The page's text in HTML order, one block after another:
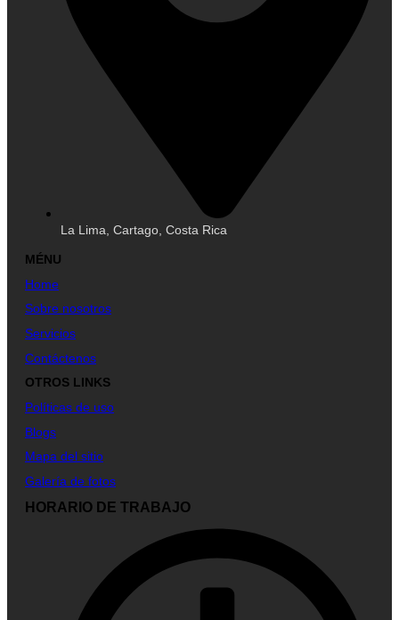
La Lima, Cartago, Costa Rica
MÉNU
Home
Sobre nosotros
Servicios
Contáctenos
OTROS LINKS
Políticas de uso
Blogs
Mapa del sitio
Galería de fotos
HORARIO DE TRABAJO